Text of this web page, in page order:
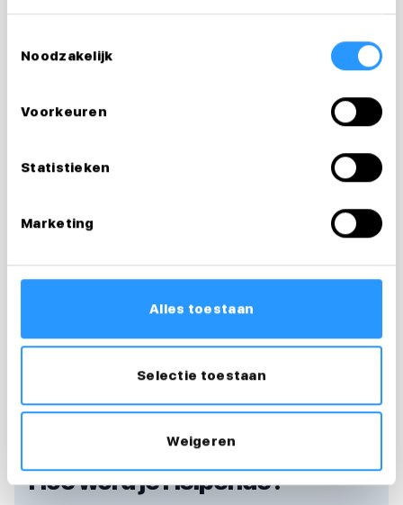
Noodzakelijk
Voorkeuren
Statistieken
Marketing
Alles toestaan
Selectie toestaan
Weigeren
Al enthousiast geworden over een functie als
Ben je al in het bezit van een diploma dan kun
je gelijk beginnen. Anders kijken we naar de
Meld je aan
Hoe word je Helpende?